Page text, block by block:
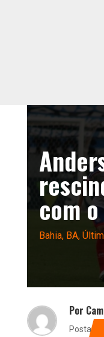
com
Bahia, BA,
Por
Postado